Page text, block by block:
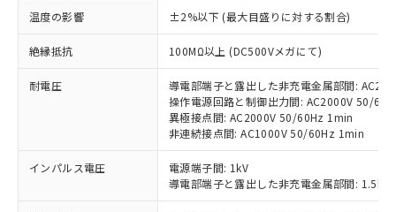
温度の影響 ±2%以下 (最大目盛りに対する割合)
絶縁抵抗 100MΩ以上 (DC500Vメガにて)
耐電圧
導電部端子と露出した非充電金属部間:
操作電源回路と制御出力間: AC2000V 50/
異極接点間: AC2000V 50/60Hz 1min
非連続接点間: AC1000V 50/60Hz 1min
インパルス電圧
電源端子間: 1kV
導電部端子と露出した非充電金属部間: 1.5kV
ご利用条件
以下の条件をお読みいただき、同意のうえ
ご利用ください。
本サービスは、当社制御機器事業取扱
商品の当社在庫状況および標準価格
対応済み：EU RoHS指令（10物質）の
非含有に対応した製品が提供可能な商品で
す。
対応予定：EU RoHS指令（10物質）の非含
有に対応した製品に切り替える予定のある
対応予定なし：EU RoHS指令（10物質）の
非含有に非対応の商品で、対応品を出す予
調査・確認中：EU RoHS指令（10物質）の
※1 中国RoHS○×表